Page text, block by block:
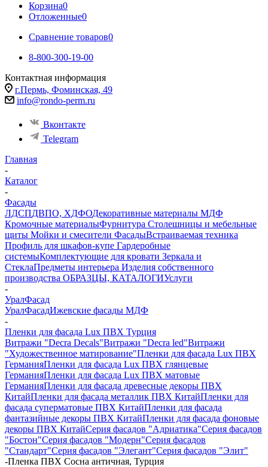
Корзина0
Отложенные0
Сравнение товаров0
8-800-300-19-00
Контактная информация
г.Пермь, Фоминская, 49
info@rondo-perm.ru
Вконтакте
Telegram
Главная
-
Каталог
-
Фасады
ЛДСПДВПО, ХДФОДекоративные материалы МДФ
Кромочные материалыФурнитура Столешницы и мебельные
щиты Мойки и смесители ФасадыВстраиваемая техника
Профиль для шкафов-купе Гардеробные
системыКомплектующие для кровати Зеркала и
СтеклаПредметы интерьера Изделия собственного
производства ОБРАЗЦЫ, КАТАЛОГИУслуги
-
УралФасад
УралФасадИжевские фасады МДФ
-
Пленки для фасада Lux ПВХ Турция
Витражи "Decra Decals"Витражи "Decra led"Витражи
"Художественное матирование"Пленки для фасада Lux ПВХ
ГерманияПленки для фасада Lux ПВХ глянцевые
ГерманияПленки для фасада Lux ПВХ матовые
ГерманияПленки для фасада древесные декоры ПВХ
КитайПленки для фасада металлик ПВХ КитайПленки для
фасада суперматовые ПВХ КитайПленки для фасада
фантазийные декоры ПВХ КитайПленки для фасада фоновые
декоры ПВХ КитайСерия фасадов "Адриатика"Серия фасадов
"Бостон"Серия фасадов "Модерн"Серия фасадов
"Стандарт"Серия фасадов "Элегант"Серия фасадов "Элит"
-Пленка ПВХ Сосна античная, Турция